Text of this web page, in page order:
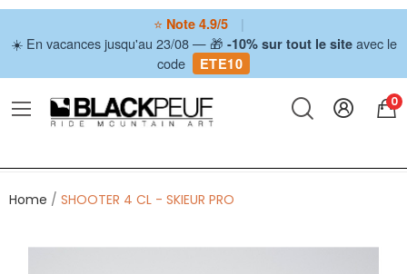
⭐ Note 4.9/5
|
☀️ En vacances jusqu'au 23/08 — 🎁 -10% sur tout le siteavec le
code
ETE10
0
Home SHOOTER 4 CL - SKIEUR PRO